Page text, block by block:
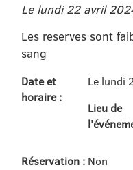
Le lundi 22 avril
Les reserves sont
sang
Date et
horaire :
Le lundi
Lieu de
Réservation : Non